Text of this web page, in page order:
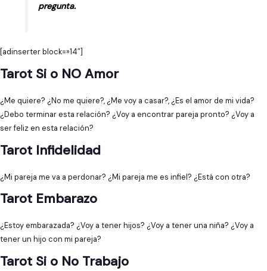
pregunta.
[adinserter block=»14″]
Tarot Si o NO Amor
¿Me quiere? ¿No me quiere?, ¿Me voy a casar?, ¿Es el amor de mi vida?
¿Debo terminar esta relación? ¿Voy a encontrar pareja pronto? ¿Voy a
ser feliz en esta relación?
Tarot Infidelidad
¿Mi pareja me va a perdonar? ¿Mi pareja me es infiel? ¿Está con otra?
Tarot Embarazo
¿Estoy embarazada? ¿Voy a tener hijos? ¿Voy a tener una niña? ¿Voy a
tener un hijo con mi pareja?
Tarot Si o No Trabajo